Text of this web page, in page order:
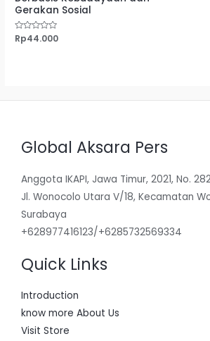
Gerakan Sosial
Dinilai
0
Rp44.000
Global Aksara Pers
Anggota IKAPI, Jawa Timur, 2021, No.
Jl. Wonocolo Utara V/18, Kecamatan
Surabaya
+628977416123/+6285732569334
Quick Links
Introduction
know more About Us
Visit Store